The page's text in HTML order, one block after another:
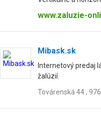
www.zaluzie-
Mibask.sk
Internetový predaj
žalúzií.
Továrenská 44 ,